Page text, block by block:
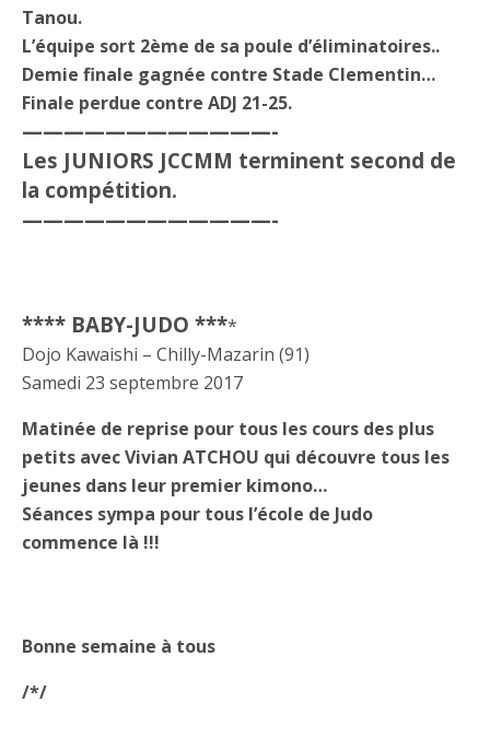
Tanou.
L’équipe sort 2ème de sa poule d’éliminatoires..
Demie finale gagnée contre Stade Clementin…
Finale perdue contre ADJ 21-25.
————————————-
Les JUNIORS JCCMM terminent second de
la compétition.
————————————-
**** BABY-JUDO ****
Dojo Kawaishi – Chilly-Mazarin (91)
Samedi 23 septembre 2017
Matinée de reprise pour tous les cours des plus
petits avec Vivian ATCHOU qui découvre tous les
jeunes dans leur premier kimono…
Séances sympa pour tous l’école de Judo
commence là !!!
Bonne semaine à tous
/*/